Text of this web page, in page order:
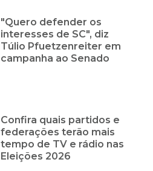
"Quero defender os
interesses de SC", diz
Túlio Pfuetzenreiter em
campanha ao Senado
Confira quais partidos e
federações terão mais
tempo de TV e rádio nas
Eleições 2026